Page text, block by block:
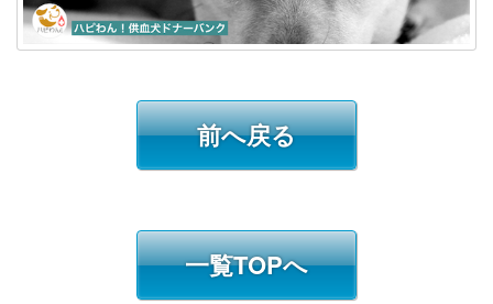
前へ戻る
一覧TOPへ